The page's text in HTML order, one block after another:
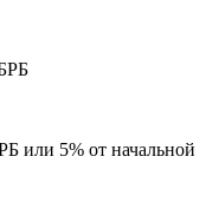
или 5% от начальной